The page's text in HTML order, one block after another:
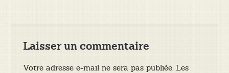
Laisser un commentaire
Votre adresse e-mail ne sera pas publiée. Les